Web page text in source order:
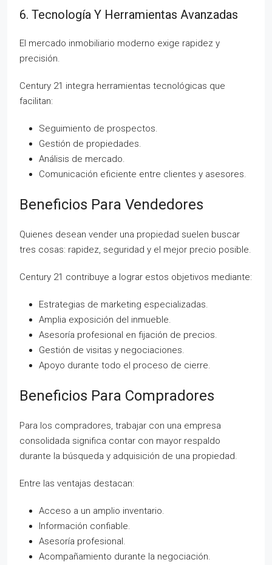
6. Tecnología Y Herramientas Avanzadas
El mercado inmobiliario moderno exige rapidez y
precisión.
Century 21 integra herramientas tecnológicas que
facilitan:
Seguimiento de prospectos.
Gestión de propiedades.
Análisis de mercado.
Comunicación eficiente entre clientes y asesores.
Beneficios Para Vendedores
Quienes desean vender una propiedad suelen buscar
tres cosas: rapidez, seguridad y el mejor precio posible.
Century 21 contribuye a lograr estos objetivos mediante:
Estrategias de marketing especializadas.
Amplia exposición del inmueble.
Asesoría profesional en fijación de precios.
Gestión de visitas y negociaciones.
Apoyo durante todo el proceso de cierre.
Beneficios Para Compradores
Para los compradores, trabajar con una empresa
consolidada significa contar con mayor respaldo
durante la búsqueda y adquisición de una propiedad.
Entre las ventajas destacan:
Acceso a un amplio inventario.
Información confiable.
Asesoría profesional.
Acompañamiento durante la negociación.